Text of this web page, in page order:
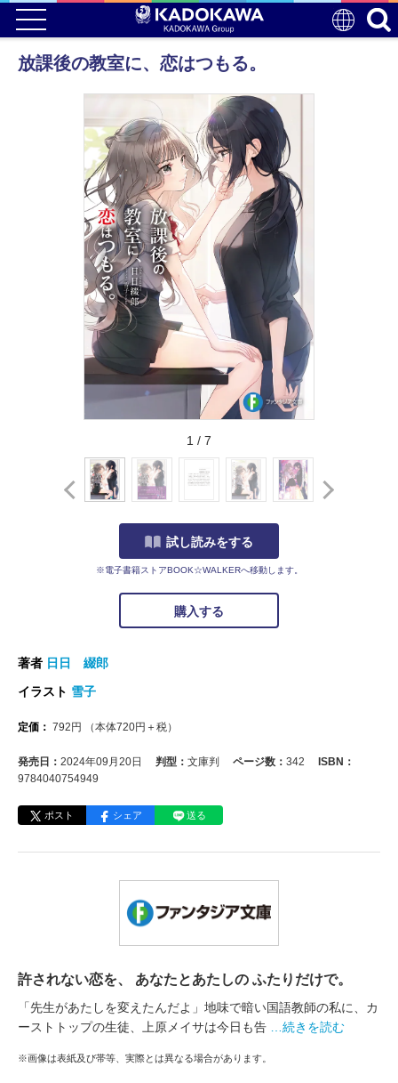
放課後の教室に、恋はつもる。
1 / 7
試し読みをする
※電子書籍ストアBOOK☆WALKERへ移動します。
購入する
著者 日日 綴郎
イラスト 雪子
定価： 792 円 （本体720円＋税）
発売日： 2024年09月20日 判型： 文庫判 ページ数： 342
ISBN：
9784040754949
ポスト シェア 送る
許されない恋を、 あなたとあたしの ふたりだけで。
「先生があたしを変えたんだよ」地味で暗い国語教師の私に、カ
ーストトップの生徒、上原メイサは今日も告
…続きを読む
※画像は表紙及び帯等、実際とは異なる場合があります。